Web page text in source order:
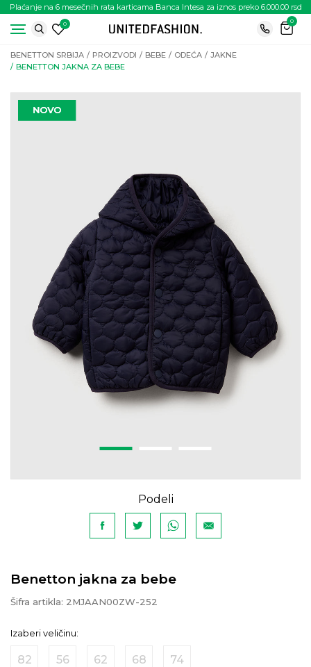
Plaćanje na 6 mesečnih rata karticama Banca Intesa za iznos preko 6.000.00 rsd
0
0
BENETTON SRBIJA PROIZVODI BEBE ODEĆA
JAKNE
BENETTON JAKNA ZA BEBE
Podeli
Benetton jakna za bebe
Šifra artikla: 2MJAAN00ZW-252
Izaberi veličinu:
82 56 62 68 74